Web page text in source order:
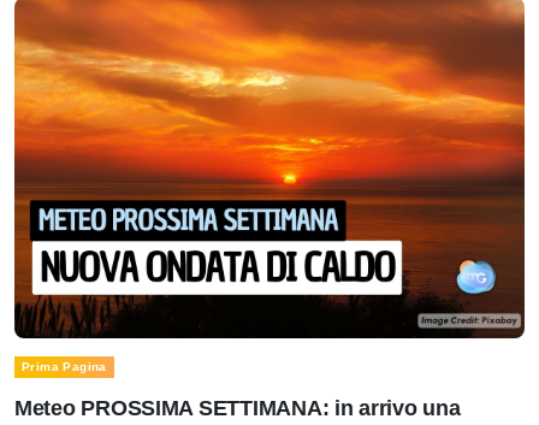
Prima Pagina
Meteo PROSSIMA SETTIMANA: in arrivo una